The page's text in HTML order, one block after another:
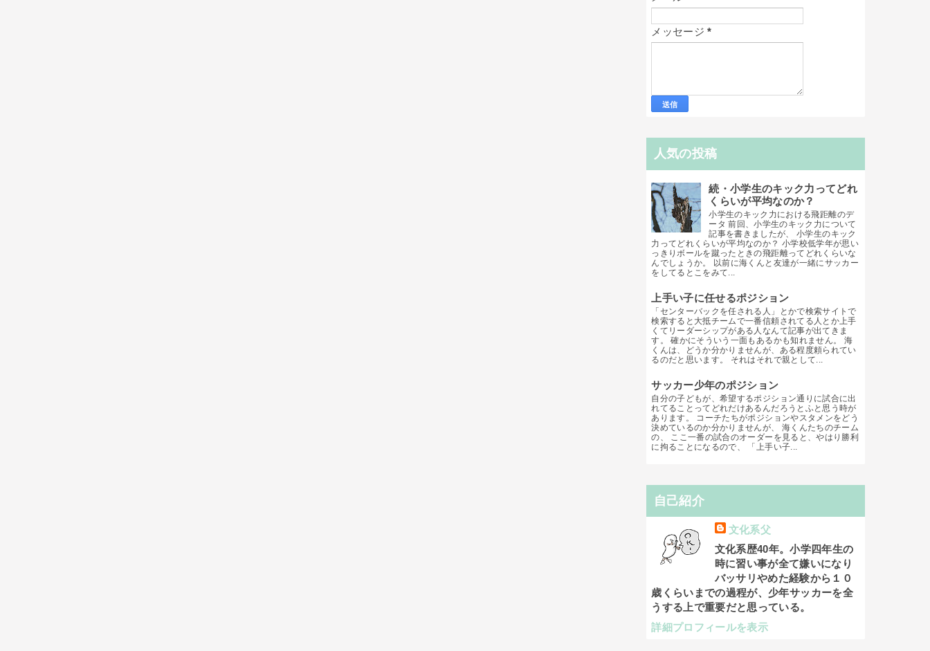
メッセージ*
人気の投稿
続・小学生のキック力ってどれ
くらいが平均なのか？
小学生のキック力における飛距離のデ
ータ 前回、小学生のキック力について
記事を書きましたが、 小学生のキック
力ってどれくらいが平均なのか？ 小学校低学年が思い
っきりボールを蹴ったときの飛距離ってどれくらいな
んでしょうか。 以前に海くんと友達が一緒にサッカー
をしてるとこをみて...
上手い子に任せるポジション
「センターバックを任される人」とかで検索サイトで
検索すると大抵チームで一番信頼されてる人とか上手
くてリーダーシップがある人なんて記事が出てきま
す。 確かにそういう一面もあるかも知れません。 海
くんは、どうか分かりませんが、ある程度頼られてい
るのだと思います。 それはそれで親として...
サッカー少年のポジション
自分の子どもが、希望するポジション通りに試合に出
れてることってどれだけあるんだろうとふと思う時が
あります。 コーチたちがポジションやスタメンをどう
決めているのか分かりませんが、 海くんたちのチーム
の、 ここ一番の試合のオーダーを見ると、やはり勝利
に拘ることになるので、 「上手い子...
自己紹介
文化系父
文化系歴40年。小学四年生の
時に習い事が全て嫌いになり
バッサリやめた経験から１０
歳くらいまでの過程が、少年サッカーを全
うする上で重要だと思っている。
詳細プロフィールを表示